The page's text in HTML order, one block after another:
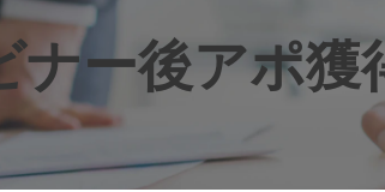
ナー後アポ獲